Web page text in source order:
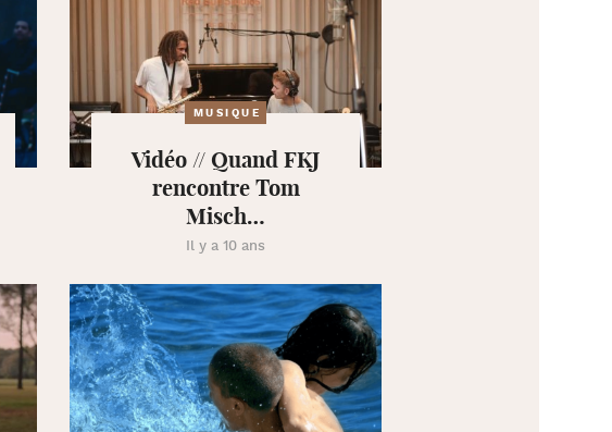
MUSIQUE
Vidéo // Quand FKJ
rencontre Tom
Misch…
Il y a 10 ans